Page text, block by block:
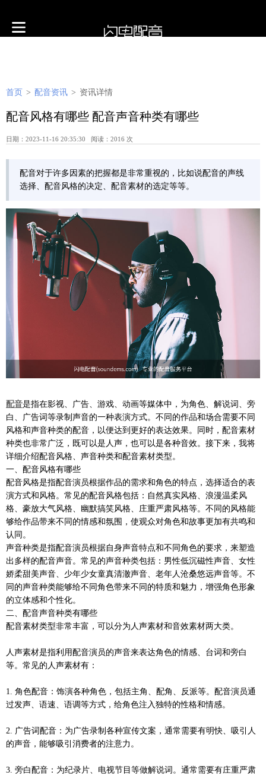
首页 > 配音资讯 > 资讯详情
配音风格有哪些 配音声音种类有哪些
日期：2023-11-16 20:35:30 阅读：2016 次
配音对于许多因素的把握都是非常重视的，比如说配音的声线
选择、配音风格的决定、配音素材的选定等等。
配音是指在影视、广告、游戏、动画等媒体中，为角色、解说词、旁
白、广告词等录制声音的一种表演方式。不同的作品和场合需要不同
风格和声音种类的配音，以便达到更好的表达效果。同时，配音素材
种类也非常广泛，既可以是人声，也可以是各种音效。接下来，我将
详细介绍配音风格、声音种类和配音素材类型。
一、配音风格有哪些
配音风格是指配音演员根据作品的需求和角色的特点，选择适合的表
演方式和风格。常见的配音风格包括：自然真实风格、浪漫温柔风
格、豪放大气风格、幽默搞笑风格、庄重严肃风格等。不同的风格能
够给作品带来不同的情感和氛围，使观众对角色和故事更加有共鸣和
认同。
声音种类是指配音演员根据自身声音特点和不同角色的要求，来塑造
出多样的配音声音。常见的声音种类包括：男性低沉磁性声音、女性
娇柔甜美声音、少年少女童真清澈声音、老年人沧桑悠远声音等。不
同的声音种类能够给不同角色带来不同的特质和魅力，增强角色形象
的立体感和个性化。
二、配音声音种类有哪些
配音素材类型非常丰富，可以分为人声素材和音效素材两大类。
人声素材是指利用配音演员的声音来表达角色的情感、台词和旁白
等。常见的人声素材有：
1. 角色配音：饰演各种角色，包括主角、配角、反派等。配音演员通
过发声、语速、语调等方式，给角色注入独特的性格和情感。
2. 广告词配音：为广告录制各种宣传文案，通常需要有明快、吸引人
的声音，能够吸引消费者的注意力。
3. 旁白配音：为纪录片、电视节目等做解说词。通常需要有庄重严肃